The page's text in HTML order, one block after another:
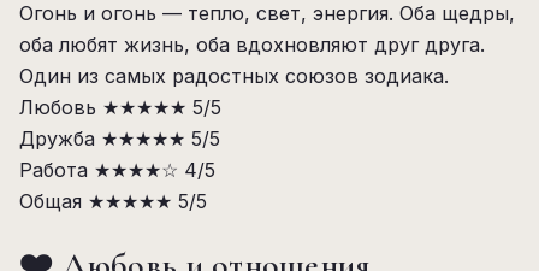
Огонь и огонь — тепло, свет, энергия. Оба щедры,
оба любят жизнь, оба вдохновляют друг друга.
Один из самых радостных союзов зодиака.
Любовь ★★★★★ 5/5
Дружба ★★★★★ 5/5
Работа ★★★★☆ 4/5
Общая ★★★★★ 5/5